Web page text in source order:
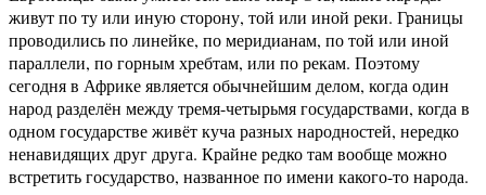
живут по ту или иную сторону, той или иной реки. Границы
проводились по линейке, по меридианам, по той или иной
параллели, по горным хребтам, или по рекам. Поэтому
сегодня в Африке является обычнейшим делом, когда один
народ разделён между тремя-четырьмя государствами, когда в
одном государстве живёт куча разных народностей, нередко
ненавидящих друг друга. Крайне редко там вообще можно
встретить государство, названное по имени какого-то народа.